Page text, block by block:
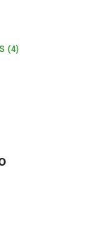
(4)